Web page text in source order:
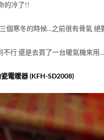
的冷了!!
個寒冬的時候…之前很有骨氣
不行 還是去買了一台暖氣機來用
電暖器 (KFH-SD2008)